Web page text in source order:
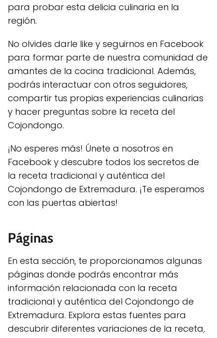
para probar esta delicia culinaria en la
región.
No olvides darle like y seguirnos en Facebook
para formar parte de nuestra comunidad de
amantes de la cocina tradicional. Además,
podrás interactuar con otros seguidores,
compartir tus propias experiencias culinarias
y hacer preguntas sobre la receta del
Cojondongo.
¡No esperes más! Únete a nosotros en
Facebook y descubre todos los secretos de
la receta tradicional y auténtica del
Cojondongo de Extremadura. ¡Te esperamos
con las puertas abiertas!
Páginas
En esta sección, te proporcionamos algunas
páginas donde podrás encontrar más
información relacionada con la receta
tradicional y auténtica del Cojondongo de
Extremadura. Explora estas fuentes para
descubrir diferentes variaciones de la receta,